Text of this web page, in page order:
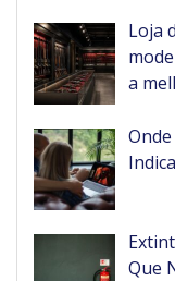
Loja
a
Que